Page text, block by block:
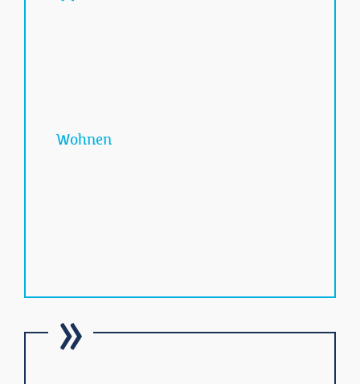
Wohnen